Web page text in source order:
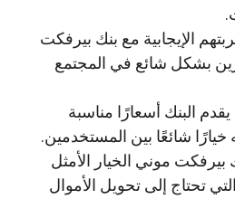
الإيجابية مع بنك بيرفكت
بشكل شائع في المجتمع
البنك أسعارًا مناسبة
خيارًا شائعًا بين المستخدمين.
موني الخيار الأمثل
تحتاج إلى تحويل الأموال